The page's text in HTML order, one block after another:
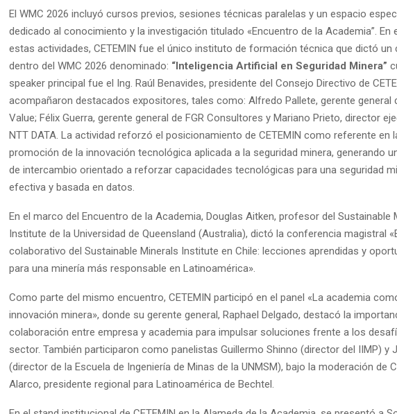
El WMC 2026 incluyó cursos previos, sesiones técnicas paralelas y un espacio
dedicado al conocimiento y la investigación titulado «Encuentro de la Academia”. En
estas actividades, CETEMIN fue el único instituto de formación técnica que dictó un
dentro del WMC 2026 denominado: “Inteligencia Artificial en Seguridad Minera”
speaker principal fue el Ing. Raúl Benavides, presidente del Consejo Directivo de
acompañaron destacados expositores, tales como: Alfredo Pallete, gerente general
Value; Félix Guerra, gerente general de FGR Consultores y Mariano Prieto, director
NTT DATA. La actividad reforzó el posicionamiento de CETEMIN como referente en
promoción de la innovación tecnológica aplicada a la seguridad minera, generando
de intercambio orientado a reforzar capacidades tecnológicas para una seguridad
efectiva y basada en datos.
En el marco del Encuentro de la Academia, Douglas Aitken, profesor del Sustainable
Institute de la Universidad de Queensland (Australia), dictó la conferencia magistral
colaborativo del Sustainable Minerals Institute en Chile: lecciones aprendidas y
para una minería más responsable en Latinoamérica».
Como parte del mismo encuentro, CETEMIN participó en el panel «La academia
innovación minera», donde su gerente general, Raphael Delgado, destacó la
colaboración entre empresa y academia para impulsar soluciones frente a los
sector. También participaron como panelistas Guillermo Shinno (director del IIMP) y
(director de la Escuela de Ingeniería de Minas de la UNMSM), bajo la moderación de
Alarco, presidente regional para Latinoamérica de Bechtel.